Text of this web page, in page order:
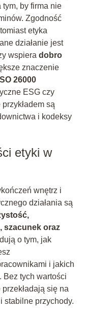
tym, by firma nie
Zgodność
etyka
działanie jest
wspiera dobro
znaczenie
ISO 26000
ESG czy
są
i kodeksy
etyki w
wnętrz i
działania są
szacunek oraz
o tym, jak
i jakich
Bez tych wartości
się na
stabilne przychody.